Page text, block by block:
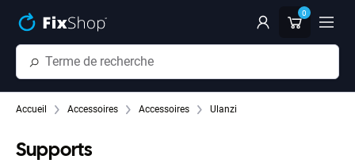
0
Accueil Accessoires Accessoires Ulanzi
Supports